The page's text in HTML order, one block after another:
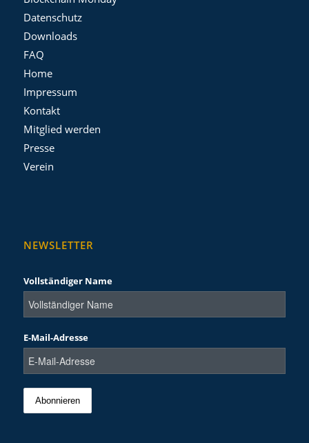
Datenschutz
Downloads
FAQ
Home
Impressum
Kontakt
Mitglied werden
Presse
Verein
NEWSLETTER
Vollständiger Name
E-Mail-Adresse